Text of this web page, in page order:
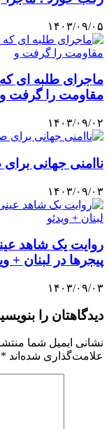
۱۴۰۳/۰۹/۰۵
ماجرای طلبه ای
مقاومت را گرفت
۱۴۰۳/۰۹/۰۲
ناامنی جهانی
۱۴۰۳/۰۹/۰۳
روایت یک شاهد
پیجرها در لبنان +
۱۴۰۳/۰۹/۰۳
دیدگاهتان را
نشانی ایمیل شما
علامت‌گذاری شده‌اند *